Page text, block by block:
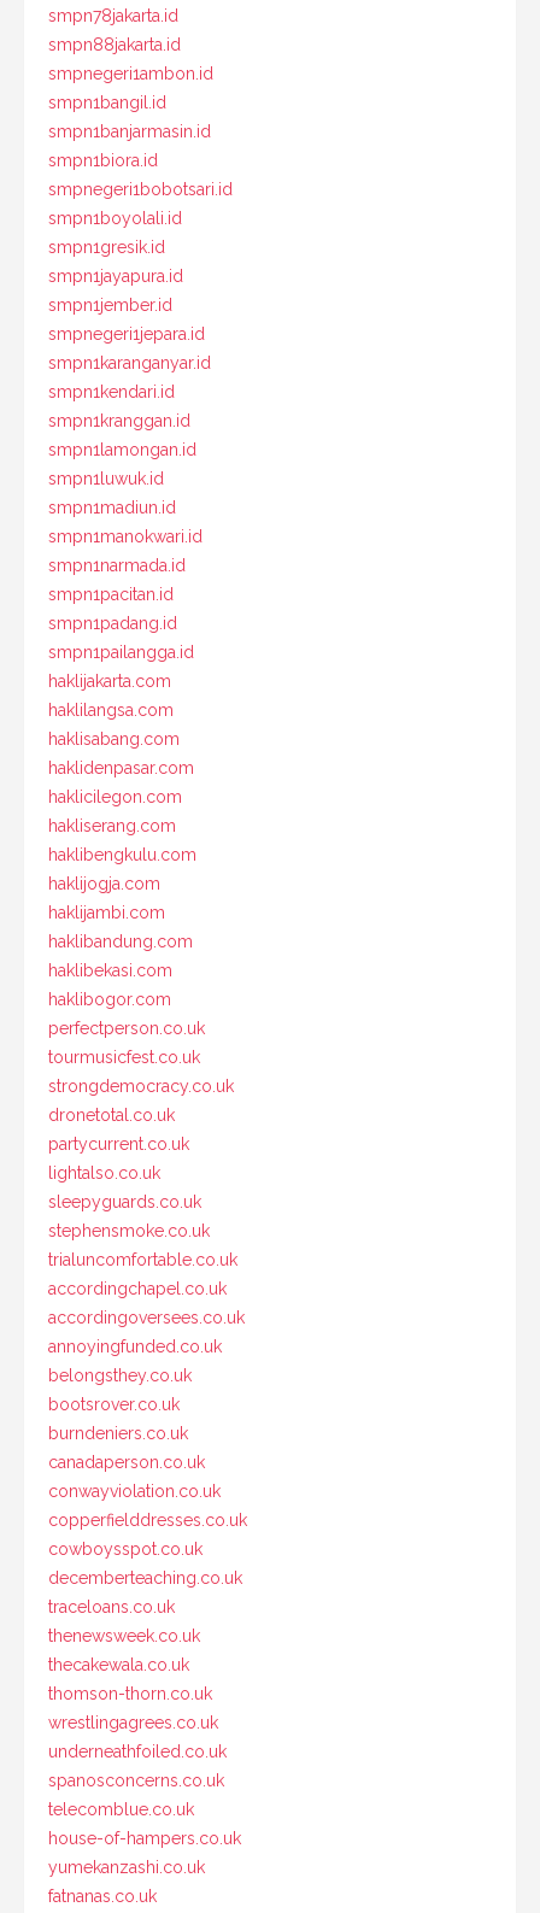
smpn78jakarta.id
smpn88jakarta.id
smpnegeri1ambon.id
smpn1bangil.id
smpn1banjarmasin.id
smpn1biora.id
smpnegeri1bobotsari.id
smpn1boyolali.id
smpn1gresik.id
smpn1jayapura.id
smpn1jember.id
smpnegeri1jepara.id
smpn1karanganyar.id
smpn1kendari.id
smpn1kranggan.id
smpn1lamongan.id
smpn1luwuk.id
smpn1madiun.id
smpn1manokwari.id
smpn1narmada.id
smpn1pacitan.id
smpn1padang.id
smpn1pailangga.id
haklijakarta.com
haklilangsa.com
haklisabang.com
haklidenpasar.com
haklicilegon.com
hakliserang.com
haklibengkulu.com
haklijogja.com
haklijambi.com
haklibandung.com
haklibekasi.com
haklibogor.com
perfectperson.co.uk
tourmusicfest.co.uk
strongdemocracy.co.uk
dronetotal.co.uk
partycurrent.co.uk
lightalso.co.uk
sleepyguards.co.uk
stephensmoke.co.uk
trialuncomfortable.co.uk
accordingchapel.co.uk
accordingoversees.co.uk
annoyingfunded.co.uk
belongsthey.co.uk
bootsrover.co.uk
burndeniers.co.uk
canadaperson.co.uk
conwayviolation.co.uk
copperfielddresses.co.uk
cowboysspot.co.uk
decemberteaching.co.uk
traceloans.co.uk
thenewsweek.co.uk
thecakewala.co.uk
thomson-thorn.co.uk
wrestlingagrees.co.uk
underneathfoiled.co.uk
spanosconcerns.co.uk
telecomblue.co.uk
house-of-hampers.co.uk
yumekanzashi.co.uk
fatnanas.co.uk